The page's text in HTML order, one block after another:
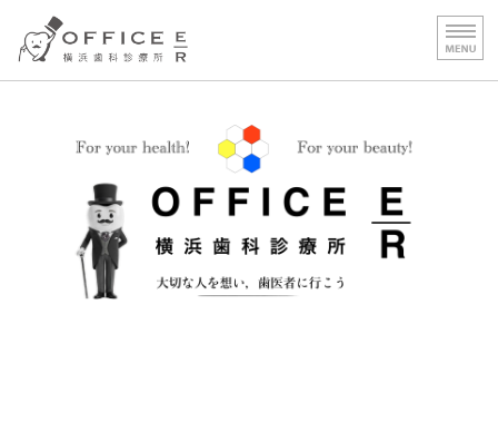
OFFICE E｜R 横浜歯科診療
診療 1［専門的治療］
診療２［保険治療］
診療費用
医院案内／施設基準